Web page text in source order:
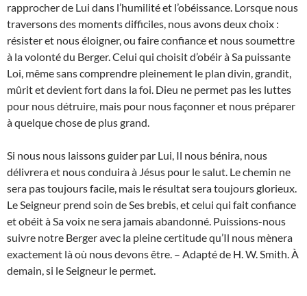
rapprocher de Lui dans l’humilité et l’obéissance. Lorsque nous
traversons des moments difficiles, nous avons deux choix :
résister et nous éloigner, ou faire confiance et nous soumettre
à la volonté du Berger. Celui qui choisit d’obéir à Sa puissante
Loi, même sans comprendre pleinement le plan divin, grandit,
mûrit et devient fort dans la foi. Dieu ne permet pas les luttes
pour nous détruire, mais pour nous façonner et nous préparer
à quelque chose de plus grand.
Si nous nous laissons guider par Lui, Il nous bénira, nous
délivrera et nous conduira à Jésus pour le salut. Le chemin ne
sera pas toujours facile, mais le résultat sera toujours glorieux.
Le Seigneur prend soin de Ses brebis, et celui qui fait confiance
et obéit à Sa voix ne sera jamais abandonné. Puissions-nous
suivre notre Berger avec la pleine certitude qu’Il nous mènera
exactement là où nous devons être. – Adapté de H. W. Smith. À
demain, si le Seigneur le permet.